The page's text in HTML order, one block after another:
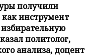
получили
как инструмент
политолог,
анализа, доцент